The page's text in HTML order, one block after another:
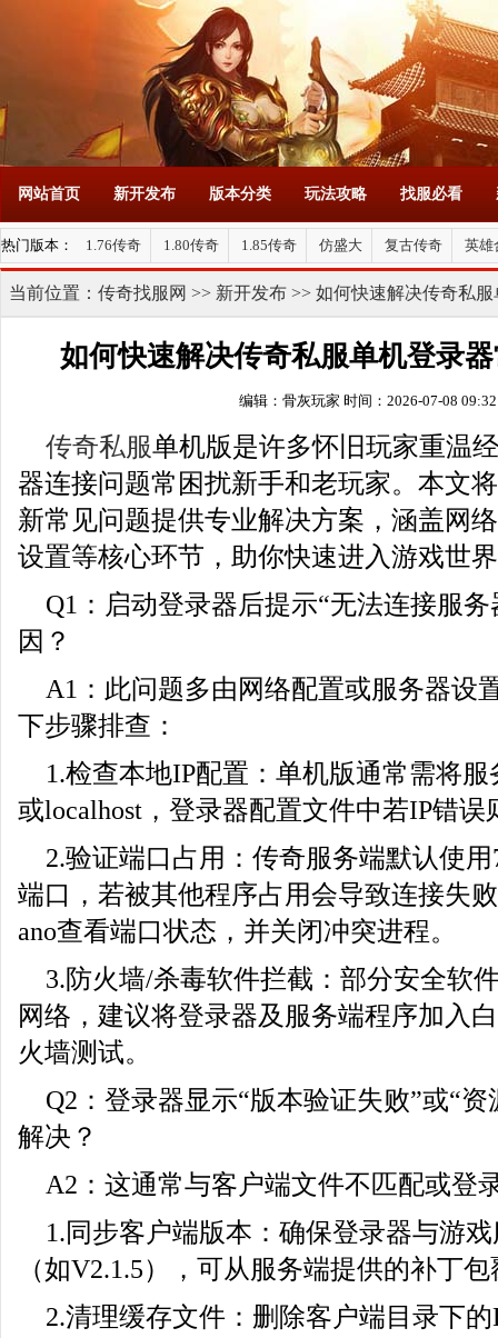
网站首页 新开发布 版本分类 玩法攻略 找服必看
热门版本： 1.76传奇 1.80传奇 1.85传奇 仿盛大 复古传奇 英雄
当前位置： 传奇找服网 >> 新开发布 >> 如何快速解决传奇私
如何快速解决传奇私服单机登录
编辑：骨灰玩家 时间：2026-07-08
传奇私服单机版是许多怀旧玩家重温
器连接问题常困扰新手和老玩家。本文
新常见问题提供专业解决方案，涵盖网
设置等核心环节，助你快速进入游戏世
Q1：启动登录器后提示“无法连接服
因？
A1：此问题多由网络配置或服务器设
下步骤排查：
1.检查本地IP配置：单机版通常需将服
或localhost，登录器配置文件中若IP错误
2.验证端口占用：传奇服务端默认使用
端口，若被其他程序占用会导致连接失
ano查看端口状态，并关闭冲突进程。
3.防火墙/杀毒软件拦截：部分安全软
网络，建议将登录器及服务端程序加入
火墙测试。
Q2：登录器显示“版本验证失败”或“
解决？
A2：这通常与客户端文件不匹配或登
1.同步客户端版本：确保登录器与游
（如V2.1.5），可从服务端提供的补丁
2.清理缓存文件：删除客户端目录下